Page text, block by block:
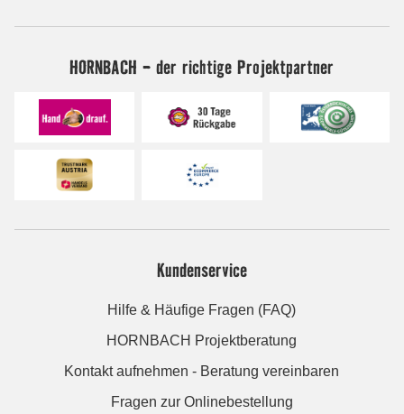
HORNBACH - der richtige Projektpartner
Kundenservice
Hilfe & Häufige Fragen (FAQ)
HORNBACH Projektberatung
Kontakt aufnehmen - Beratung vereinbaren
Fragen zur Onlinebestellung